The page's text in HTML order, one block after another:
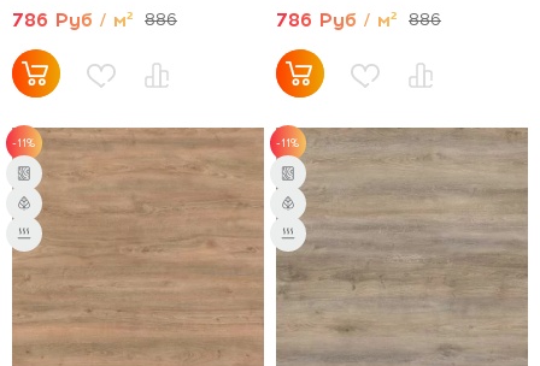
786 Руб / м² 886 786 Руб / м² 886
-11% -11%